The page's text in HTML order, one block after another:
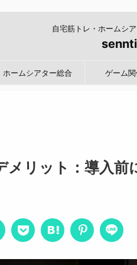
自宅筋トレ・ホームシ
ホームシアター総合 ゲーム
リット：導入前